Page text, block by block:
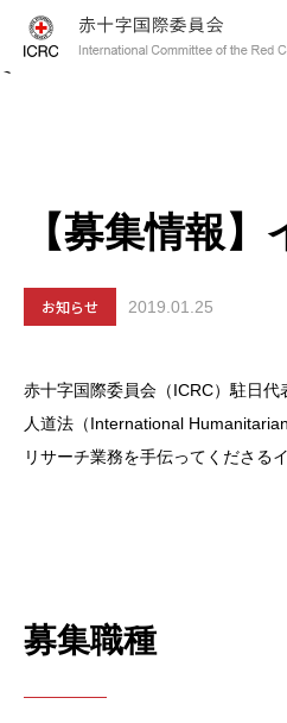
<
【募集情報
お知らせ 2019.01.25
赤十字国際委員会（ICRC）駐日
人道法（International
リサーチ業務を手伝ってくださる
募集職種